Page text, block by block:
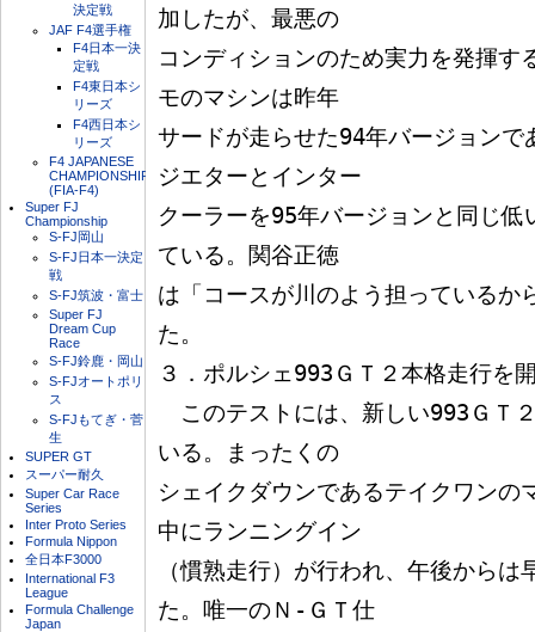
決定戦
JAF F4選手権
F4日本一決
定戦
F4東日本シ
リーズ
F4西日本シ
リーズ
F4 JAPANESE
CHAMPIONSHIP
(FIA-F4)
Super FJ
Championship
S-FJ岡山
S-FJ日本一決定
戦
S-FJ筑波・富士
Super FJ
Dream Cup
Race
S-FJ鈴鹿・岡山
S-FJオートポリ
ス
S-FJもてぎ・菅
生
SUPER GT
スーパー耐久
Super Car Race
Series
Inter Proto Series
Formula Nippon
全日本F3000
International F3
League
Formula Challenge
Japan
加したが、最悪の
コンディションのため実力を発揮す
モのマシンは昨年
サードが走らせた94年バージョンで
ジエターとインター
クーラーを95年バージョンと同じ
ている。関谷正徳
は「コースが川のよう担っているか
た。
３．ポルシェ993ＧＴ２本格走行を
このテストには、新しい993ＧＴ
いる。まったくの
シェイクダウンであるテイクワンの
中にランニングイン
（慣熟走行）が行われ、午後から
た。唯一のＮ-ＧＴ仕